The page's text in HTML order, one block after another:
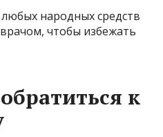
народных средств
чтобы избежать
к